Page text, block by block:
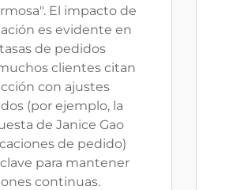
El impacto de
es evidente en
de pedidos
clientes citan
con ajustes
(por ejemplo, la
de Janice Gao
de pedido)
para mantener
continuas.